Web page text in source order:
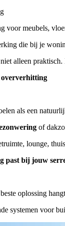
voor meubels,
die bij je
alleen
als een
of
lounge,
past bij jouw
oplossing
systemen voor